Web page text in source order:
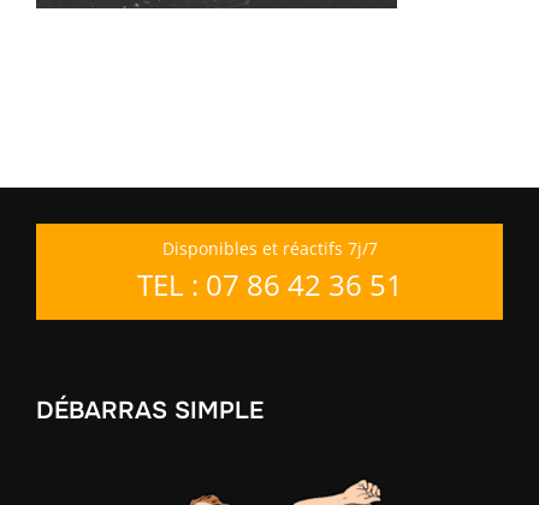
Disponibles et réactifs 7j/7
TEL : 07 86 42 36 51
DÉBARRAS SIMPLE